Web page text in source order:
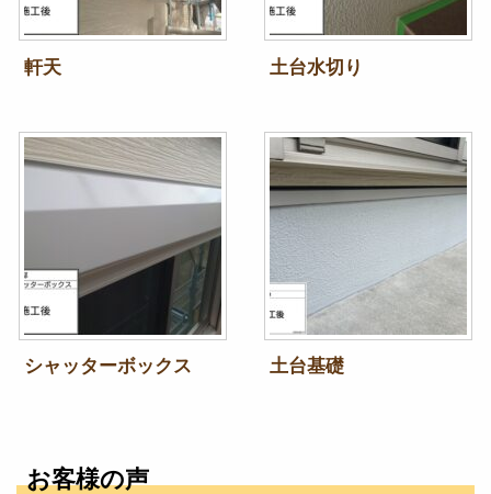
軒天 土台水切り
シャッターボックス 土台基礎
お客様の声